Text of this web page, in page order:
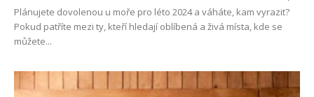
Plánujete dovolenou u moře pro léto 2024 a váháte, kam vyrazit?
Pokud patříte mezi ty, kteří hledají oblíbená a živá místa, kde se
můžete...